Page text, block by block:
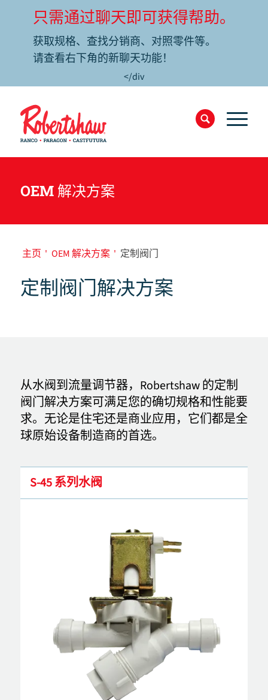
只需通过聊天即可获得帮助。
获取规格、查找分销商、对照零件等。
请查看右下角的新聊天功能！
</div
OEM 解决方案
主页 ' OEM 解决方案 ' 定制阀门
定制阀门解决方案
从水阀到流量调节器，Robertshaw 的定制
阀门解决方案可满足您的确切规格和性能要
求。无论是住宅还是商业应用，它们都是全
球原始设备制造商的首选。
S-45 系列水阀